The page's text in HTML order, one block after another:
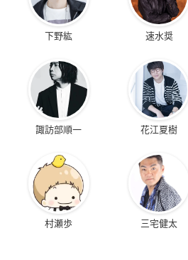
下野紘 速水奨
諏訪部順一 花江夏樹
村瀬歩 三宅健太